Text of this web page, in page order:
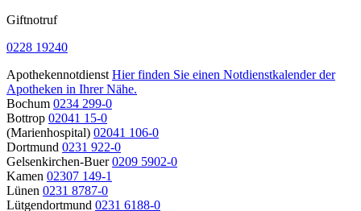
Giftnotruf
0228 19240
Apothekennotdienst Hier finden Sie einen Notdienstkalender der
Apotheken in Ihrer Nähe.
Bochum 0234 299-0
Bottrop 02041 15-0
(Marienhospital) 02041 106-0
Dortmund 0231 922-0
Gelsenkirchen-Buer 0209 5902-0
Kamen 02307 149-1
Lünen 0231 8787-0
Lütgendortmund 0231 6188-0